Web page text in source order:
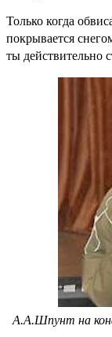
Только когда
покрывается
ты действительно
А.А.Шпунт на